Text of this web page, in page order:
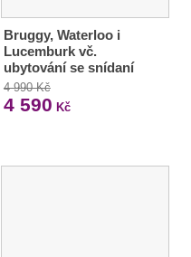
Bruggy, Waterloo i
Lucemburk vč.
ubytování se snídaní
4 990 Kč
4 590 Kč